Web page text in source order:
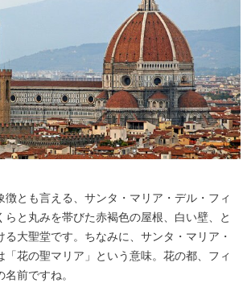
徴とも言える、サンタ・マリア・デル・フィ
らと丸みを帯びた赤褐色の屋根、白い壁、と
る大聖堂です。ちなみに、サンタ・マリア・
「花の聖マリア」という意味。花の都、フィ
前ですね。